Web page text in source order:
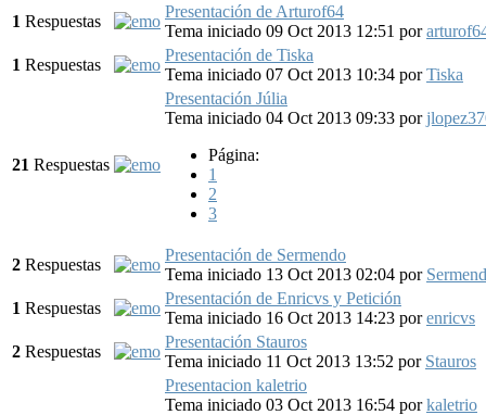
1 Respuestas
Presentación de Arturof64
Tema iniciado 09 Oct 2013 12:51 por
1 Respuestas
Presentación de Tiska
Tema iniciado 07 Oct 2013 10:34 porTiska
21 Respuestas
Presentación Júlia
Tema iniciado 04 Oct 2013 09:33 por
Página:
1
2
3
2 Respuestas
Presentación de Sermendo
Tema iniciado 13 Oct 2013 02:04 por
1 Respuestas
Presentación de Enricvs y Petición
Tema iniciado 16 Oct 2013 14:23 porenricvs
2 Respuestas
Presentación Stauros
Tema iniciado 11 Oct 2013 13:52 por Stauros
Presentacion kaletrio
Tema iniciado 03 Oct 2013 16:54 porkaletrio